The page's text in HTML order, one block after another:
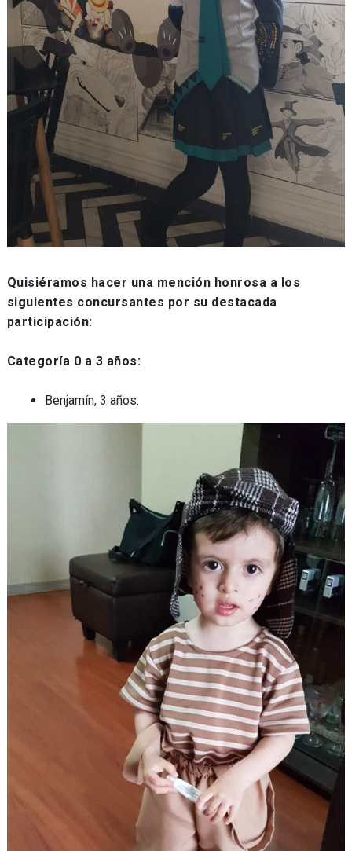
Quisiéramos hacer una mención honrosa a los
siguientes concursantes por su destacada
participación:
Categoría 0 a 3 años:
Benjamín, 3 años.